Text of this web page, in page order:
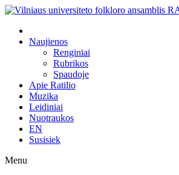
Naujienos
Renginiai
Rubrikos
Spaudoje
Apie Ratilio
Muzika
Leidiniai
Nuotraukos
EN
Susisiek
Menu